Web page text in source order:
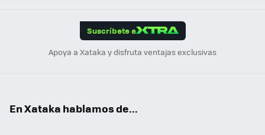
Suscríbete a
Apoya a Xataka y disfruta ventajas exclusivas
En Xataka hablamos de...